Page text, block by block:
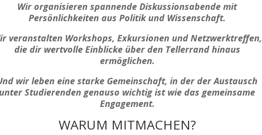
Wir organisieren spannende Diskussionsabende mit
Persönlichkeiten aus Politik und Wissenschaft.
veranstalten Workshops, Exkursionen und Netzwerktreffen,
die dir wertvolle Einblicke über den Tellerrand hinaus
ermöglichen.
wir leben eine starke Gemeinschaft, in der der Austausch
Studierenden genauso wichtig ist wie das gemeinsame
Engagement.
WARUM MITMACHEN?